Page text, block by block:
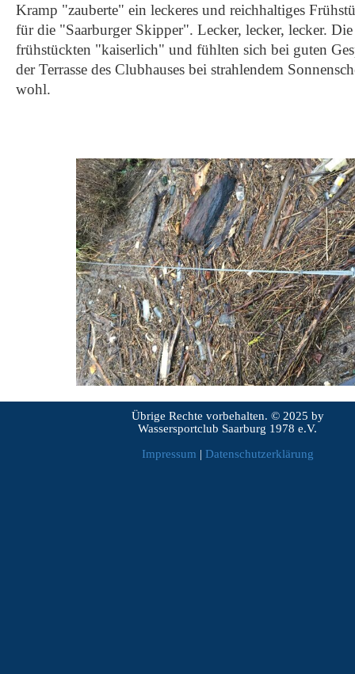
Kramp "zauberte" ein leckeres und reichhaltiges
für die "Saarburger Skipper". Lecker, lecker, lecker.
frühstückten "kaiserlich" und fühlten sich bei guten
der Terrasse des Clubhauses bei strahlendem
wohl.
Übrige Rechte vorbehalten. © 2025 by
Wassersportclub Saarburg 1978 e.V.
Impressum | Datenschutzerklärung